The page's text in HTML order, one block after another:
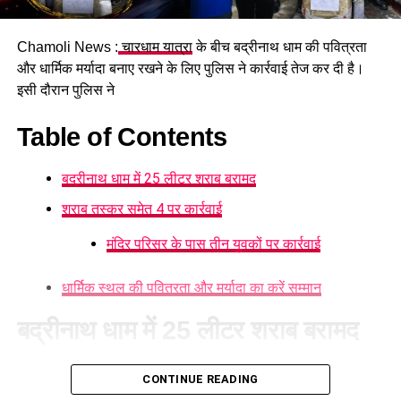
बाद मृतक के परिवार और साथ आए श्रद्धालुओं में शोक का माहौल है।
Chamoli News : चारधाम यात्राके बीच बद्रीनाथ धाम की पवित्रता
और धार्मिक मर्यादा बनाए रखने के लिए पुलिस ने कार्रवाई तेज कर दी है।
इसी दौरान पुलिस ने
Table of Contents
बद्रीनाथ धाम में 25 लीटर शराब बरामद
शराब तस्कर समेत 4 पर कार्रवाई
मंदिर परिसर के पास तीन युवकों पर कार्रवाई
धार्मिक स्थल की पवित्रता और मर्यादा का करें सम्मान
ऑपरेशन ‘प्रहार’ के तहत बद्रीनाथ पुलिस ने अवैध कच्ची शराब के साथ
एक व्यक्ति को गिरफ्तार किया है। इसके अलावा मंदिर परिसर के पास
CONTINUE READING